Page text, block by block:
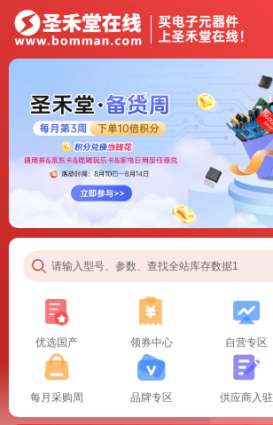
请输入型号、参数、查找全站库存数据1
优选国产 领券中心 自营专区
每月采购周 品牌专区 供应商入驻